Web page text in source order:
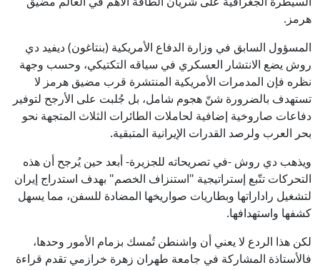
هرمز.
المسؤول السابق في وزارة الدفاع الأمريكية (بنتاغون) ديفيد دي
روش يضع الانتشار العسكري في سياقه التكتيكي، وحسب وجهة
نظره فإن المدمرات الأمريكية المنتشرة قرب مضيق هرمز لا
تستهدف بالضرورة شنّ هجوم شامل، بل جُلبت على الأرجح لتوفير
دفاعات صاروخية إضافية لحاملات الطائرات الثلاث المتجهة نحو
بحر العرب ولرصد القدرات الإيرانية المتبقية.
ويذهب دي روش -في تصريحاته للجزيرة- أبعد حين يُرجح أن هذه
التحركات تتّبع إستراتيجية "استنزاف الخصم" بهدف استدراج إيران
لتشغيل راداراتها وبطاريات صواريخها المضادة للسفن، مما يسهل
كشفها واستهدافها.
لكن هذا الردع لا يعني أن واشنطن تُمسك بزمام الأمور وحدها،
فالأستاذة المشاركة في جامعة طهران زهرة خرازمي تقدم قراءة